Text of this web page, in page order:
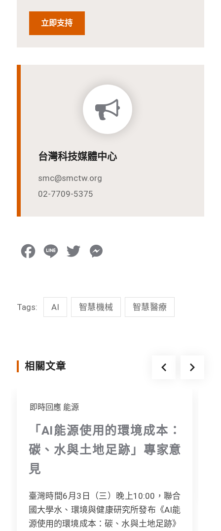
立即支持
台灣科技媒體中心
smc@smctw.org
02-7709-5375
o
t
s
Tags: AI 智慧機械 智慧醫療
相關文章
即時回應 能源
「AI能源使用的環境成本：
碳、水與土地足跡」專家意
見
臺灣時間6月3日（三）晚上10:00，聯合
國大學水、環境與健康研究所發布《AI能
源使用的環境成本：碳、水與土地足跡》